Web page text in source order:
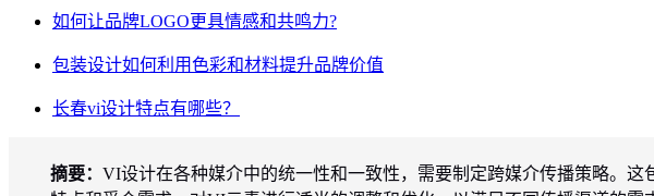
如何让品牌LOGO更具情感和共鸣力?
包装设计如何利用色彩和材料提升品牌价值
长春vi设计特点有哪些？
摘要： VI设计在各种媒介中的统一性和一致性，需要制定跨媒介传播策略。